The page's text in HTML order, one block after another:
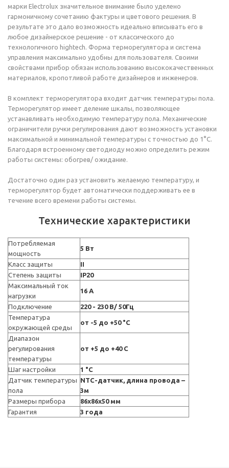
марки Electrolux значительное внимание было уделено
гармоничному сочетанию фактуры и цветового решения. В
результате это дало возможность идеально вписывать его в
любое дизайнерское решение - от классического до
технологичного hightech. Форма терморегулятора и система
управления максимально удобны для пользователя. Своими
свойствами прибор обязан использованию высококачественных
материалов, кропотливой работе дизайнеров и инженеров.
В комплект терморегулятора входит датчик температуры пола.
Терморегулятор имеет деление шкалы, позволяющее
устанавливать необходимую температуру пола. Механические
ограничители ручки регулирования дают возможность установки
максимальной и минимальной температуры с точностью до 1°С.
Благодаря встроенному светодиоду можно определить режим
работы системы: обогрев/ ожидание.
Достаточно один раз установить желаемую температуру, и
терморегулятор будет автоматически поддерживать ее в
течение всего времени работы системы.
Технические характеристики
Потребляемая
мощность
5 Вт
Класс защиты
II
Степень защиты
IP20
Максимальный ток
нагрузки
16 А
Подключение
220 - 230 В/ 50Гц
Температура
окружающей среды
от -5 до +50 °С
Диапазон
регулирования
температуры
от +5 до +40 С
Шаг настройки
1 °C
Датчик температуры
пола
NTC-датчик, длина провода –
3м
Размеры прибора
86x86x50 мм
Гарантия
3 года